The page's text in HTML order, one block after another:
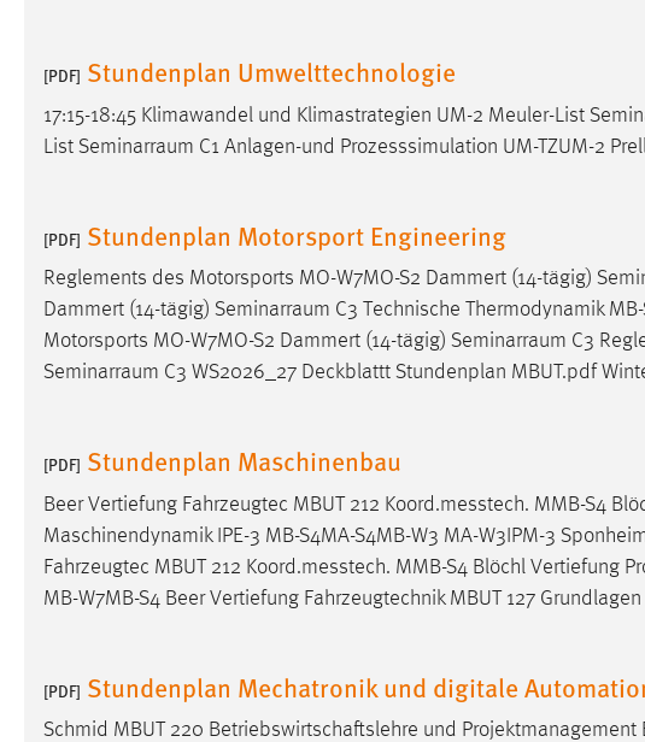
[PDF] Stundenplan Umwelttechnologie
17:15-18:45 Klimawandel und Klimastrategien UM-2 Meuler-List
List Seminarraum C1 Anlagen-und Prozesssimulation UM-TZUM-2
[PDF] Stundenplan Motorsport Engineering
Reglements des Motorsports MO-W7MO-S2 Dammert (14-tägig)
Dammert (14-tägig) Seminarraum C3 Technische Thermodynamik
Motorsports MO-W7MO-S2 Dammert (14-tägig) Seminarraum C3
Seminarraum C3 WS2026_27 Deckblattt Stundenplan MBUT.pdf
[PDF] Stundenplan Maschinenbau
Beer Vertiefung Fahrzeugtec MBUT 212 Koord.messtech. MMB-S4
Maschinendynamik IPE-3 MB-S4MA-S4MB-W3 MA-W3IPM-3
Fahrzeugtec MBUT 212 Koord.messtech. MMB-S4 Blöchl Vertiefung
MB-W7MB-S4 Beer Vertiefung Fahrzeugtechnik MBUT 127 Grundlagen
[PDF] Stundenplan Mechatronik und digitale
Schmid MBUT 220 Betriebswirtschaftslehre und Projektmanagement
Cookie Laufzeit: 30 Tage
Chat
5e9dbeb1811c0446
Zweck:
Wird benötigt um die Chatfunktion
nutzen zu können.
Cookie Laufzeit: MibewSessionID, mibew-chat-frame-
style-5e9dbeb1811c0446 =
Login
Name: fe_user, be_user, be_lastLoginProvider
Zweck:
Dieser Cookie ist notwendig um sich an